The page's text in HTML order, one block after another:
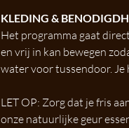
KLEDING &
Het programma gaat
en vrij in kan bewegen
water voor tussendoor. Je
LET OP: Zorg dat je fris
onze natuurlijke geur